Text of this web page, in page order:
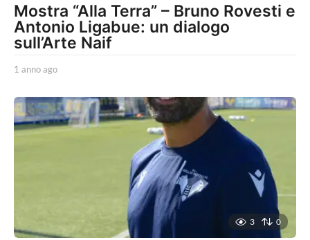
Mostra “Alla Terra” – Bruno Rovesti e
Antonio Ligabue: un dialogo
sull’Arte Naif
1 anno ago
n
n
o
3 0